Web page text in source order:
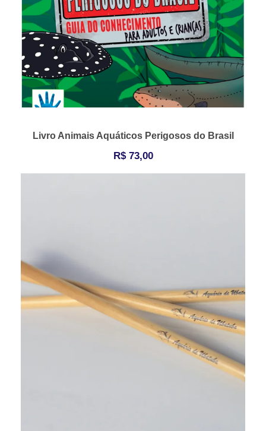
Livro Animais Aquáticos Perigosos do Brasil
R$73,00